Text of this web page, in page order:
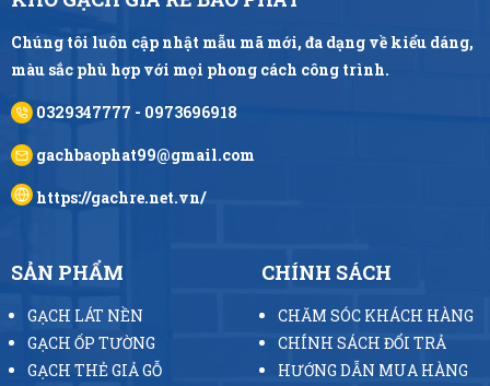
Chúng tôi luôn cập nhật mẫu mã mới, đa dạng về kiểu dáng,
màu sắc phù hợp với mọi phong cách công trình.
0329347777 - 0973696918
gachbaophat99@gmail.com
https://gachre.net.vn/
SẢN PHẨM
GẠCH LÁT NỀN
GẠCH ỐP TƯỜNG
GẠCH THẺ GIẢ GỖ
CHÍNH SÁCH
CHĂM SÓC KHÁCH HÀNG
CHÍNH SÁCH ĐỔI TRẢ
HƯỚNG DẪN MUA HÀNG